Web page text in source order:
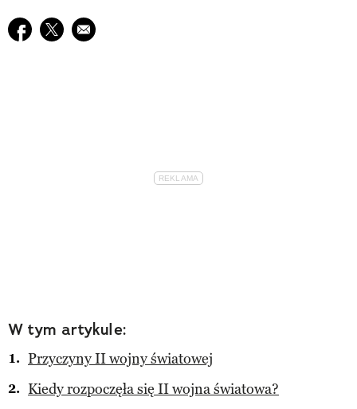
Udostępnij na facebook
Udostępnij na twitter
E-mail do przyjaciela
W tym artykule:
Przyczyny II wojny światowej
Kiedy rozpoczęła się II wojna światowa?